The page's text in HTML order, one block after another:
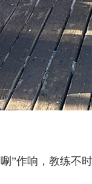
作响，教练不时